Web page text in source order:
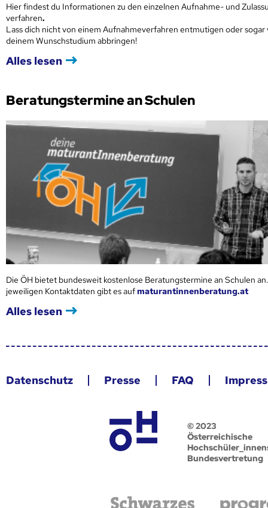
Hier findest du Informationen zu den einzelnen Aufnahme- und
verfahren.
Lass dich nicht von einem Aufnahmeverfahren entmutigen oder sogar
deinem Wunschstudium abbringen!
Alles lesen
Beratungstermine an Schulen
Die ÖH bietet bundesweit kostenlose Beratungstermine an Schulen
jeweiligen Kontaktdaten gibt es aufmaturantinnenberatung.at
Alles lesen
Datenschutz Presse FAQ
© 2023
Österreichische
Bundesvertretung